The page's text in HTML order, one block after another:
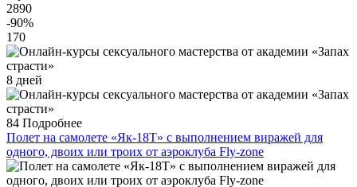
2890
-90%
170
8 дней
84 Подробнее
Полет на самолете «Як-18Т» с выполнением виражей для
одного, двоих или троих от аэроклуба Fly-zone